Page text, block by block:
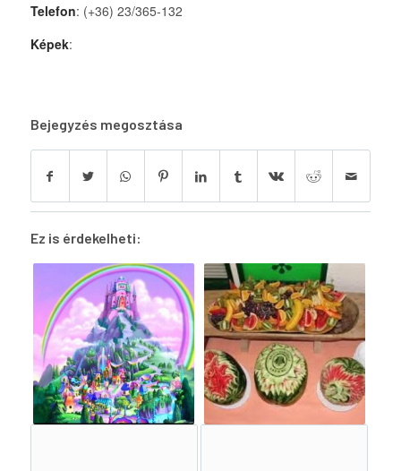
Telefon: (+36) 23/365-132
Képek:
Bejegyzés megosztása
Ez is érdekelheti: